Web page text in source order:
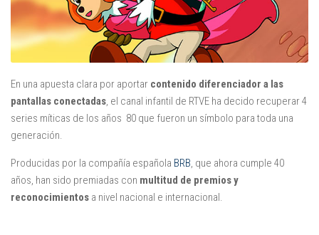
Windows Phone
Juegos
Educativas
Opinión
Utilidades
Por autor
Comomola
Dada Company
En una apuesta clara por aportar contenido diferenciador a las
pantallas conectadas, el canal infantil de RTVE ha decido recuperar 4
series míticas de los años 80 que fueron un símbolo para toda una
generación.
Producidas por la compañía española BRB, que ahora cumple 40
años, han sido premiadas con multitud de premios y
reconocimientos a nivel nacional e internacional.